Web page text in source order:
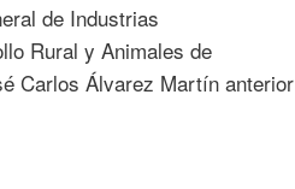
de Industrias
Rural y Animales de
Carlos Álvarez Martín anterior